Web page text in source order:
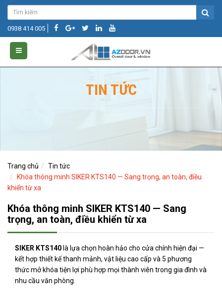
0938 414 005
TIN TỨC
Trang chủ
Tin tức
Khóa thông minh SIKER KTS140 — Sang trọng, an toàn, điều
khiển từ xa
Khóa thông minh SIKER KTS140 — Sang
trọng, an toàn, điều khiển từ xa
SIKER KTS140 là lựa chọn hoàn hảo cho cửa chính hiện đại —
kết hợp thiết kế thanh mảnh, vật liệu cao cấp và 5 phương
thức mở khóa tiện lợi phù hợp mọi thành viên trong gia đình và
nhu cầu văn phòng.